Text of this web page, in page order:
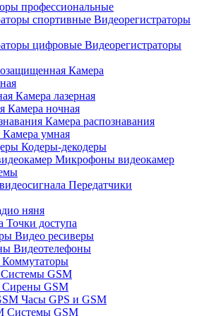
профессиональные
Видеорегистраторы
Видеорегистраторы
Камера
Камера лазерная
Камера ночная
Камера распознавания
Камера умная
Кодеры-декодеры
Микрофоны видеокамер
Передатчики
няня
Точки доступа
Видео ресиверы
Видеотелефоны
Коммутаторы
GSM
Сирены GSM
Часы GPS и GSM
Системы GSM